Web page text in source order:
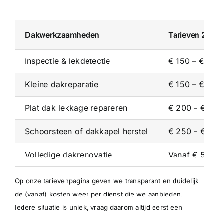
Dakwerkzaamheden Tarieven
Inspectie & lekdetectie € 150 – €
Kleine dakreparatie € 150 – €
Plat dak lekkage repareren € 200 – €
Schoorsteen of dakkapel herstel € 250 – €
Volledige dakrenovatie Vanaf €
Op onze tarievenpagina geven we transparant en duidelijk
de (vanaf) kosten weer per dienst die we aanbieden.
Iedere situatie is uniek, vraag daarom altijd eerst een